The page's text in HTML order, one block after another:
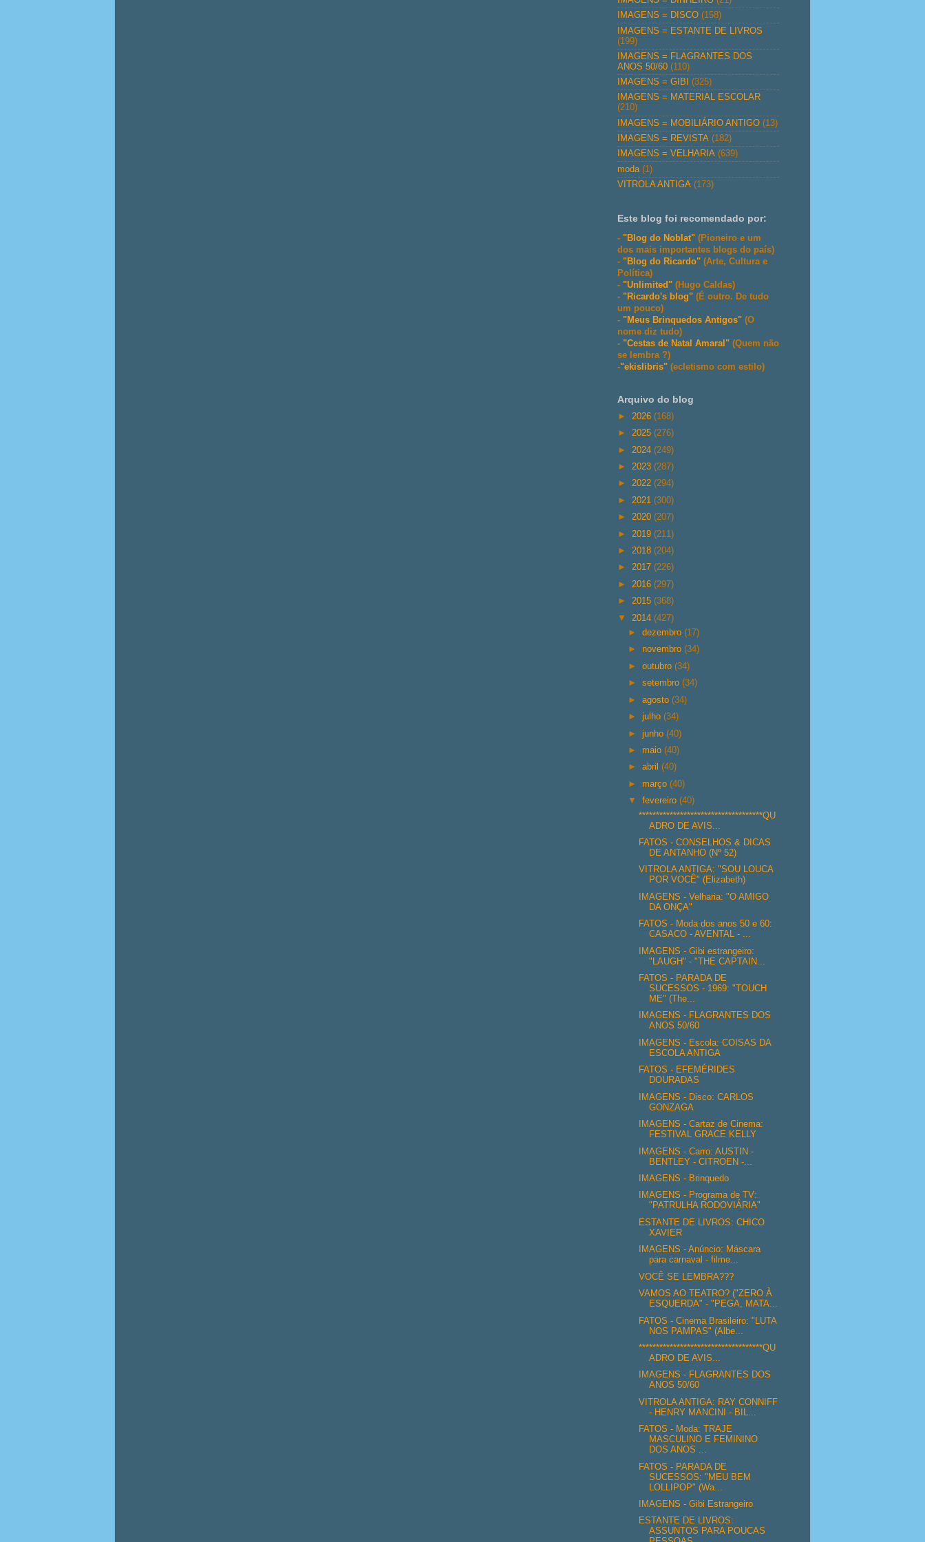
IMAGENS = DISCO (158)
IMAGENS = ESTANTE DE LIVROS
(199)
IMAGENS = FLAGRANTES DOS
ANOS 50/60 (110)
IMAGENS = GIBI
(325)
IMAGENS = MATERIAL ESCOLAR
(210)
IMAGENS = MOBILIÁRIO ANTIGO (13)
IMAGENS = REVISTA (182)
IMAGENS = VELHARIA (639)
moda (1)
VITROLA ANTIGA (173)
Este blog foi recomendado por:
- "Blog do Noblat" (Pioneiro e um
dos mais importantes blogs do país)
- "Blog do Ricardo" (Arte, Cultura e
Política)
- "Unlimited" (Hugo Caldas)
- "Ricardo's blog" (É outro. De tudo
um pouco)
- "Meus Brinquedos Antigos" (O
nome diz tudo)
- "Cestas de Natal Amaral" (Quem não
se lembra ?)
-"ekislibris" (ecletismo com estilo)
Arquivo do blog
► 2026 (168)
► 2025 (276)
► 2024 (249)
► 2023 (287)
► 2022 (294)
► 2021 (300)
► 2020 (207)
► 2019 (211)
► 2018 (204)
► 2017 (226)
► 2016 (297)
► 2015 (368)
▼ 2014 (427)
►dezembro(17)
► novembro(34)
►outubro(34)
►setembro(34)
►agosto(34)
►julho(34)
►junho(40)
► maio(40)
►abril(40)
► março(40)
▼fevereiro(40)
************************************QU
ADRO DE AVIS...
FATOS - CONSELHOS & DICAS
DE ANTANHO (Nº 52)
VITROLA ANTIGA: "SOU LOUCA
POR VOCÊ" (Elizabeth)
IMAGENS - Velharia: "O AMIGO
DA ONÇA"
FATOS - Moda dos anos 50 e 60:
CASACO - AVENTAL - ...
IMAGENS - Gibi estrangeiro:
"LAUGH" - "THE CAPTAIN...
FATOS - PARADA DE
SUCESSOS - 1969: "TOUCH
ME" (The...
IMAGENS - FLAGRANTES DOS
ANOS 50/60
IMAGENS - Escola: COISAS DA
ESCOLA ANTIGA
FATOS - EFEMÉRIDES
DOURADAS
IMAGENS - Disco: CARLOS
GONZAGA
IMAGENS - Cartaz de Cinema:
FESTIVAL GRACE KELLY
IMAGENS - Carro: AUSTIN -
BENTLEY - CITROEN -...
IMAGENS - Brinquedo
IMAGENS - Programa de TV:
"PATRULHA RODOVIÁRIA"
ESTANTE DE LIVROS: CHICO
XAVIER
IMAGENS - Anúncio: Máscara
para carnaval - filme...
VOCÊ SE LEMBRA???
VAMOS AO TEATRO? ("ZERO À
ESQUERDA" - "PEGA, MATA...
FATOS - Cinema Brasileiro: "LUTA
NOS PAMPAS" (Albe...
************************************QU
ADRO DE AVIS...
IMAGENS - FLAGRANTES DOS
ANOS 50/60
VITROLA ANTIGA: RAY CONNIFF
- HENRY MANCINI - BIL...
FATOS - Moda: TRAJE
MASCULINO E FEMININO
DOS ANOS ...
FATOS - PARADA DE
SUCESSOS: "MEU BEM
LOLLIPOP" (Wa...
IMAGENS - Gibi Estrangeiro
ESTANTE DE LIVROS:
ASSUNTOS PARA POUCAS